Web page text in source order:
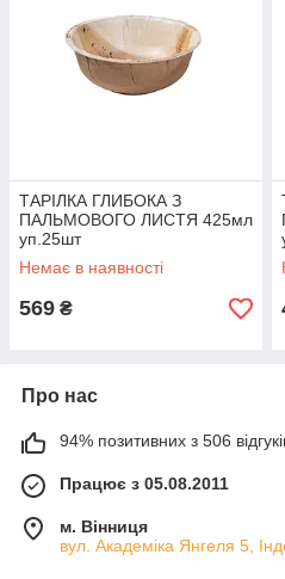
ТАРІЛКА ГЛИБОКА З
ПАЛЬМОВОГО ЛИСТЯ 425мл
уп.25шт
Немає в наявності
569 ₴
Про нас
94% позитивних з 506
Працює з 05.08.2011
м. Вінниця
вул. Академіка Янгеля 5,